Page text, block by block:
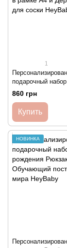
1
подарочный
рождение ребенка
рамке А4 и
соски HeyBaby
860 грн
Купить
НОВИНКА